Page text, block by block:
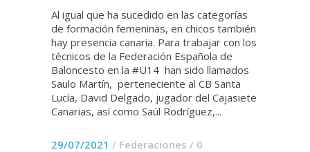
Al igual que ha sucedido en las categorías
de formación femeninas, en chicos también
hay presencia canaria. Para trabajar con los
técnicos de la Federación Española de
Baloncesto en la #U14 han sido llamados
Saulo Martín, perteneciente al CB Santa
Lucía, David Delgado, jugador del Cajasiete
Canarias, así como Saúl Rodríguez,...
29/07/2021 / Federaciones / 0